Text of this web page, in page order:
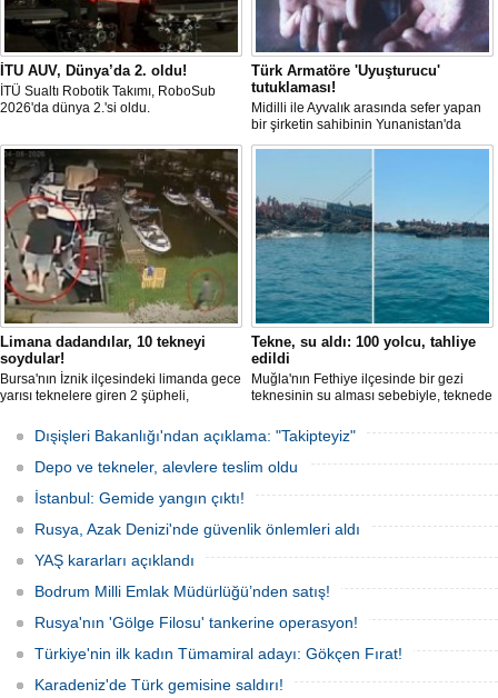
İTU AUV, Dünya’da 2. oldu!
İTÜ Sualtı Robotik Takımı, RoboSub
2026'da dünya 2.'si oldu.
Türk Armatöre 'Uyuşturucu'
tutuklaması!
Midilli ile Ayvalık arasında sefer yapan
bir şirketin sahibinin Yunanistan'da
tutuklandığı bildirildi.
Limana dadandılar, 10 tekneyi
soydular!
Bursa'nın İznik ilçesindeki limanda gece
yarısı teknelere giren 2 şüpheli,
çaldı. Olay, güvenlik kameralarına
yansıdı, tekne sahiplerinin ihbarıyla
jandarma inceleme başlattı.
Tekne, su aldı: 100 yolcu, tahliye
edildi
Muğla'nın Fethiye ilçesinde bir gezi
teknesinin su alması sebebiyle, teknede
teknenin batmaması için bölgede
kurtarma çalışması başlatıldı.
Dışişleri Bakanlığı'ndan açıklama: "Takipteyiz"
Depo ve tekneler, alevlere teslim oldu
İstanbul: Gemide yangın çıktı!
Rusya, Azak Denizi'nde güvenlik önlemleri aldı
YAŞ kararları açıklandı
Bodrum Milli Emlak Müdürlüğü’nden satış!
Rusya'nın 'Gölge Filosu' tankerine operasyon!
Türkiye'nin ilk kadın Tümamiral adayı: Gökçen Fırat!
Karadeniz'de Türk gemisine saldırı!